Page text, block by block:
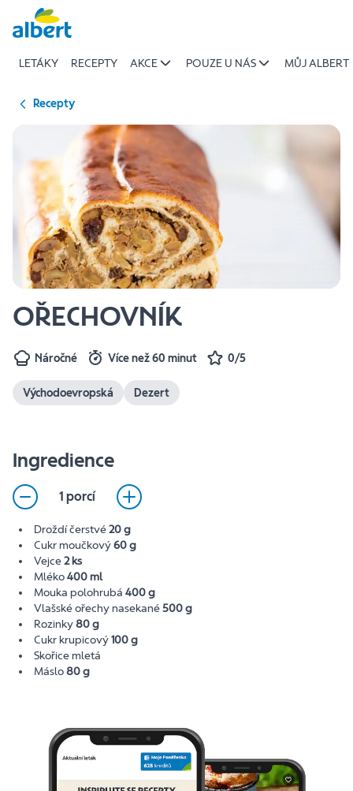
Přeskočit
LETÁKY RECEPTY AKCE POUZE U NÁS MŮJ ALBERT
Recepty
OŘECHOVNÍK
Náročné Více než 60 minut 0/5
Východoevropská Dezert
Ingredience
1 porcí
Droždí čerstvé20 g
Cukr moučkový60 g
Vejce2 ks
Mléko400 ml
Mouka polohrubá 400 g
Vlašské ořechy nasekané500 g
Rozinky80 g
Cukr krupicový100 g
Skořice mletá
Máslo80 g